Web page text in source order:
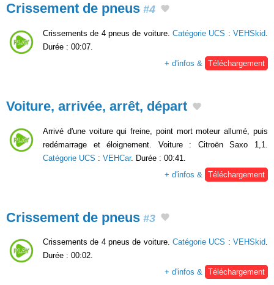
Crissement de pneus #4
Crissements de 4 pneus de voiture. Catégorie UCS :VEHSkid
Durée : 00:07.
+ d'infos &
Téléchargement
Voiture, arrivée, arrêt, départ
Arrivé d'une voiture qui freine, point mort moteur allumé, puis
redémarrage et éloignement. Voiture : Citroën Saxo 1,1.
Catégorie UCS : VEHCar. Durée : 00:41.
+ d'infos &
Téléchargement
Crissement de pneus #3
Crissements de 4 pneus de voiture. Catégorie UCS :VEHSkid.
Durée : 00:02.
+ d'infos & Téléchargement